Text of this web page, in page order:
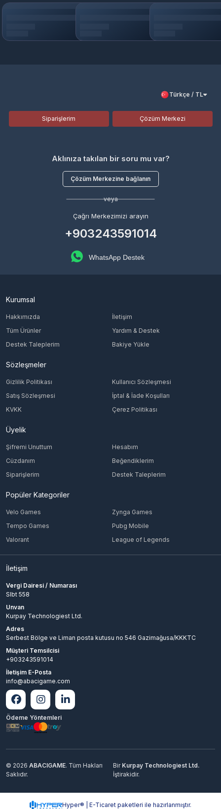
Türkçe / TL
Siparişlerim Çözüm Merkezi
Aklınıza takılan bir soru mu var?
Çözüm Merkezine bağlanın
veya
Çağrı Merkezimizi arayın
+903243591014
WhatsApp Destek
Kurumsal
Hakkımızda
İletişim
Tüm Ürünler
Yardım & Destek
Destek Taleplerim
Bakiye Yükle
Sözleşmeler
Gizlilik Politikası
Kullanıcı Sözleşmesi
Satış Sözleşmesi
İptal & İade Koşulları
KVKK
Çerez Politikası
Üyelik
Şifremi Unuttum
Hesabım
Cüzdanım
Beğendiklerim
Siparişlerim
Destek Taleplerim
Popüler Kategoriler
Velo Games
Zynga Games
Tempo Games
Pubg Mobile
Valorant
League of Legends
İletişim
Vergi Dairesi / Numarası
Slbt 558
Unvan
Kurpay Technologiest Ltd.
Adres
Serbest Bölge ve Liman posta kutusu no 546 Gazimağusa/KKKTC
Müşteri Temsilcisi
+903243591014
İletişim E-Posta
info@abacigame.com
Ödeme Yöntemleri
© 2026 ABACIGAME. Tüm Hakları
Saklıdır.
Bir Kurpay Technologiest Ltd.
İştirakidir.
Hyper® | E-Ticaret paketleri ile hazırlanmıştır.